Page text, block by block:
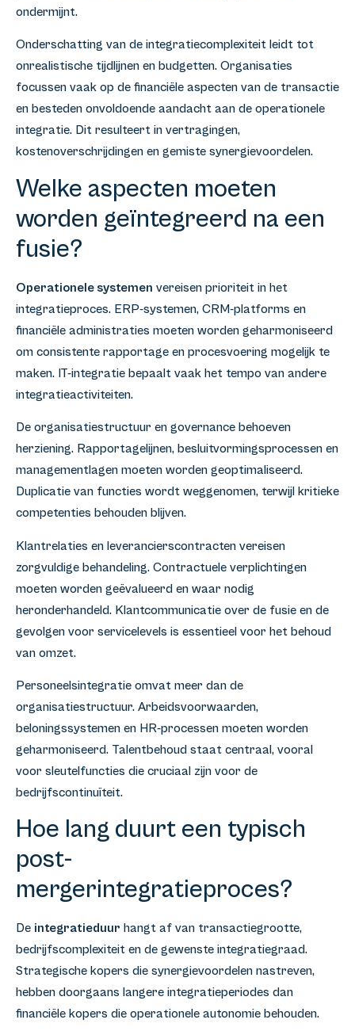
ondermijnt.
Onderschatting van de integratiecomplexiteit leidt tot
onrealistische tijdlijnen en budgetten. Organisaties
focussen vaak op de financiële aspecten van de transactie
en besteden onvoldoende aandacht aan de operationele
integratie. Dit resulteert in vertragingen,
kostenoverschrijdingen en gemiste synergievoordelen.
Welke aspecten moeten
worden geïntegreerd na een
fusie?
Operationele systemen vereisen prioriteit in het
integratieproces. ERP-systemen, CRM-platforms en
financiële administraties moeten worden geharmoniseerd
om consistente rapportage en procesvoering mogelijk te
maken. IT-integratie bepaalt vaak het tempo van andere
integratieactiviteiten.
De organisatiestructuur en governance behoeven
herziening. Rapportagelijnen, besluitvormingsprocessen en
managementlagen moeten worden geoptimaliseerd.
Duplicatie van functies wordt weggenomen, terwijl kritieke
competenties behouden blijven.
Klantrelaties en leverancierscontracten vereisen
zorgvuldige behandeling. Contractuele verplichtingen
moeten worden geëvalueerd en waar nodig
heronderhandeld. Klantcommunicatie over de fusie en de
gevolgen voor servicelevels is essentieel voor het behoud
van omzet.
Personeelsintegratie omvat meer dan de
organisatiestructuur. Arbeidsvoorwaarden,
beloningssystemen en HR-processen moeten worden
geharmoniseerd. Talentbehoud staat centraal, vooral
voor sleutelfuncties die cruciaal zijn voor de
bedrijfscontinuïteit.
Hoe lang duurt een typisch
post-
mergerintegratieproces?
De integratieduur hangt af van transactiegrootte,
bedrijfscomplexiteit en de gewenste integratiegraad.
Strategische kopers die synergievoordelen nastreven,
hebben doorgaans langere integratieperiodes dan
financiële kopers die operationele autonomie behouden.